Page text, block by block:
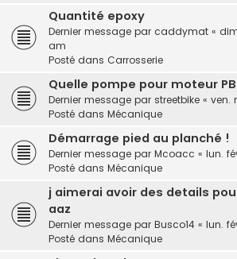
Quantité epoxy
Dernier message par caddymat «
am
Posté dans Carrosserie
Quelle pompe pour moteur PB
Dernier message par streetbike « ven.
Posté dans Mécanique
Démarrage pied au planché !
Dernier message par Mcoacc « lun.
Posté dans Mécanique
j aimerai avoir des details
aaz
Dernier message par Busco14 « lun.
Posté dans Mécanique